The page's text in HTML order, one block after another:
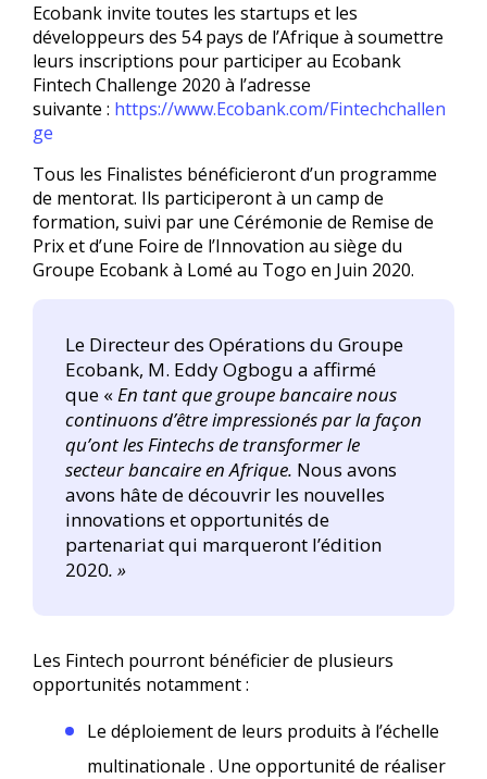
Ecobank invite toutes les startups et les
développeurs des 54 pays de l’Afrique à soumettre
leurs inscriptions pour participer au Ecobank
Fintech Challenge 2020 à l’adresse
suivante : https://www.Ecobank.com/Fintechchallen
ge
Tous les Finalistes bénéficieront d’un programme
de mentorat. Ils participeront à un camp de
formation, suivi par une Cérémonie de Remise de
Prix et d’une Foire de l’Innovation au siège du
Groupe Ecobank à Lomé au Togo en Juin 2020.
Le Directeur des Opérations du Groupe
Ecobank, M. Eddy Ogbogu a affirmé
que «En tant que groupe bancaire nous
continuons d’être impressionés par la façon
qu’ont les Fintechs de transformer le
secteur bancaire en Afrique. Nous avons
avons hâte de découvrir les nouvelles
innovations et opportunités de
partenariat qui marqueront l’édition
2020. »
Les Fintech pourront bénéficier de plusieurs
opportunités notamment :
Le déploiement de leurs produits à l’échelle
multinationale . Une opportunité de réaliser